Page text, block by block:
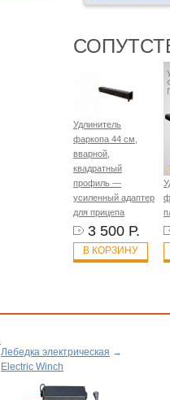
Удлинитель
фаркопа 44 см,
вварной,
квадратный
профиль —
усиленный адаптер
для прицепа
3 500 Р.
В КОРЗИНУ
Лебедка электрическая →
Electric Winch